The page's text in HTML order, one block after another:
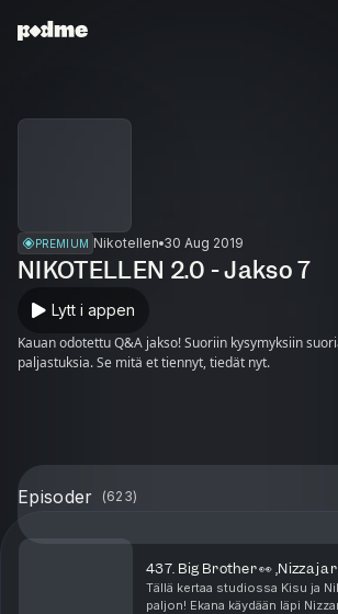
PREMIUM Nikotellen 30 Aug 2019
NIKOTELLEN 2.0 - Jakso 7
Lytt i appen
Kauan odotettu Q&A jakso! Suoriin kysymyksiin
paljastuksia. Se mitä et tiennyt, tiedät nyt.
Episoder (623)
437. Big Brother 👀 ,Nizza ja
Tällä kertaa studiossa Kisu ja
paljon! Ekana käydään läpi